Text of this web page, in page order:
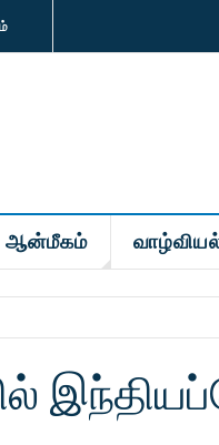
ஆன்மீகம்